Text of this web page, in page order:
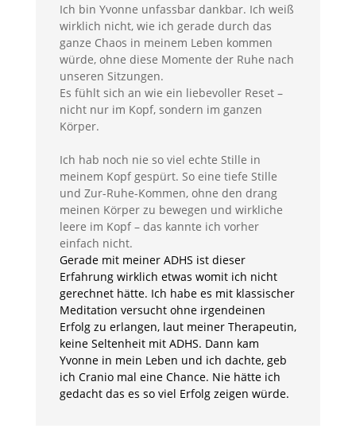
Ich bin Yvonne unfassbar dankbar. Ich weiß
wirklich nicht, wie ich gerade durch das
ganze Chaos in meinem Leben kommen
würde, ohne diese Momente der Ruhe nach
unseren Sitzungen.
Es fühlt sich an wie ein liebevoller Reset –
nicht nur im Kopf, sondern im ganzen
Körper.
Ich hab noch nie so viel echte Stille in
meinem Kopf gespürt. So eine tiefe Stille
und Zur-Ruhe-Kommen, ohne den drang
meinen Körper zu bewegen und wirkliche
leere im Kopf – das kannte ich vorher
einfach nicht.
Gerade mit meiner ADHS ist dieser
Erfahrung wirklich etwas womit ich nicht
gerechnet hätte. Ich habe es mit klassischer
Meditation versucht ohne irgendeinen
Erfolg zu erlangen, laut meiner Therapeutin,
keine Seltenheit mit ADHS. Dann kam
Yvonne in mein Leben und ich dachte, geb
ich Cranio mal eine Chance. Nie hätte ich
gedacht das es so viel Erfolg zeigen würde.